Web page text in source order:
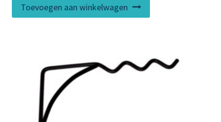
Toevoegen aan winkelwagen